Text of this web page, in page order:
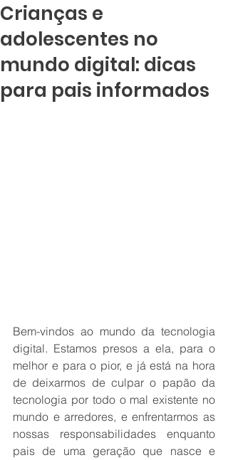
Crianças e
adolescentes no
mundo digital: dicas
para pais informados
Bem-vindos ao mundo da tecnologia
digital. Estamos presos a ela, para o
melhor e para o pior, e já está na hora
de deixarmos de culpar o papão da
tecnologia por todo o mal existente no
mundo e arredores, e enfrentarmos as
nossas responsabilidades enquanto
pais de uma geração que nasce e